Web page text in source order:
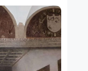
WARTO?
PRZEWODNIK